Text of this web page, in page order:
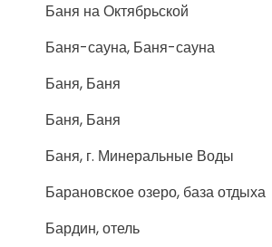
Баня на Октябрьской
Баня-сауна, Баня-сауна
Баня, Баня
Баня, Баня
Баня, г. Минеральные Воды
Барановское озеро, база отдыха
Бардин, отель